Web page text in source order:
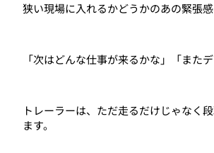
狭い現場に入れるかどうかのあの緊張
「次はどんな仕事が来るかな」「また
トレーラーは、ただ走るだけじゃなく
ます。